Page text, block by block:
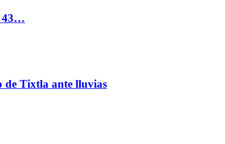
43…
de Tixtla ante lluvias